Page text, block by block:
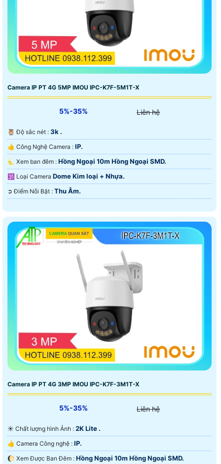
Camera IP PT 4G 5MP IMOU IPC-K7F-5M1T-X
5%-35% Liên hệ
🦉 Độ sắc nét : 3k .
👍 Công Nghệ Camera : IP.
🌜 Xem ban đêm : Hồng Ngoại 10m Hồng Ngoại SMD.
🕉️ Loại Camera Dome Kim loại + Nhựa.
️➲ Điểm Nỗi Bật : Thu Âm.
Camera IP PT 4G 3MP IMOU IPC-K7F-3M1T-X
5%-35% Liên hệ
☀️ Chất lượng hình Ảnh : 2K Lite .
👍 Camera Công nghệ : IP.
🌔 Xem Được Ban Đêm : Hồng Ngoại 10m Hồng Ngoại SMD.